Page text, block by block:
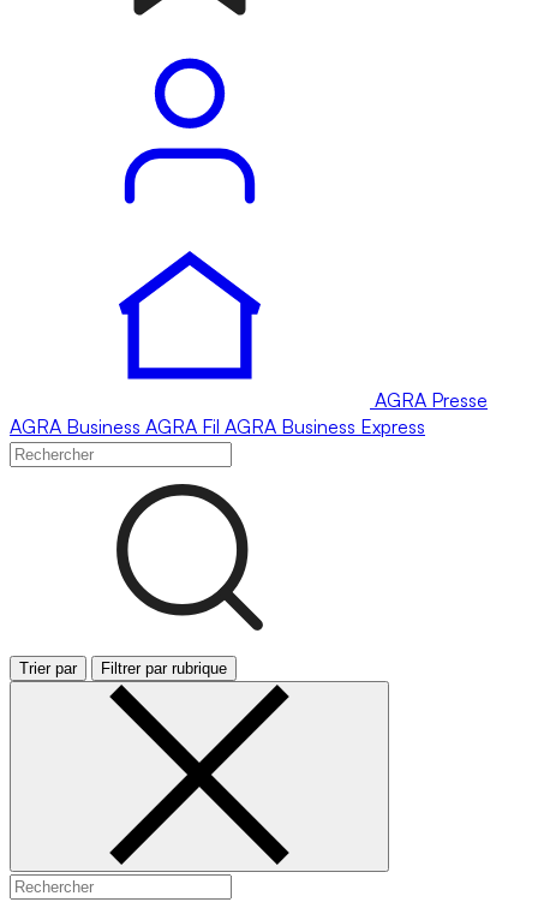
AGRA Presse
AGRA Business AGRA Fil AGRA Business Express
Trier par Filtrer par rubrique